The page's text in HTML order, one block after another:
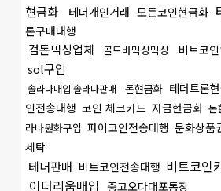
현금화
테더개인거래 모든코인현금화
론구매대행
검돈믹싱업체 골드바믹싱믹싱 비트코
sol구입
솔라나매입 솔라나판매 돈현금화 테더트론
인전송대행 코인 체크카드 자금현금화 돈
라나원화구입 파이코인전송대행 문화상품
세탁
테더판매 비트코인전송대행 비트코인
이더리움매입 중고오다대포통장